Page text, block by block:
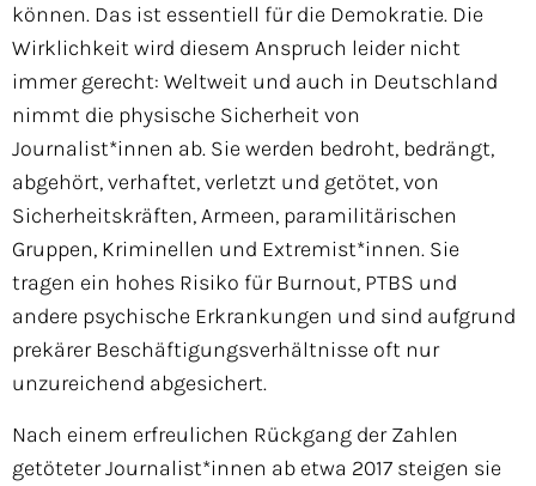
können. Das ist essentiell für die Demokratie. Die
Wirklichkeit wird diesem Anspruch leider nicht
immer gerecht: Weltweit und auch in Deutschland
nimmt die physische Sicherheit von
Journalist*innen ab. Sie werden bedroht, bedrängt,
abgehört, verhaftet, verletzt und getötet, von
Sicherheitskräften,Armeen, paramilitärischen
Gruppen, Kriminellen und Extremist*innen. Sie
tragen ein hohes Risiko für Burnout, PTBS und
andere psychische Erkrankungen und sind aufgrund
prekärerBeschäftigungsverhältnisse oft nur
unzureichend abgesichert.
Nach einem erfreulichen Rückgang derZahlen
getöteter Journalist*innen ab etwa 2017 steigen sie